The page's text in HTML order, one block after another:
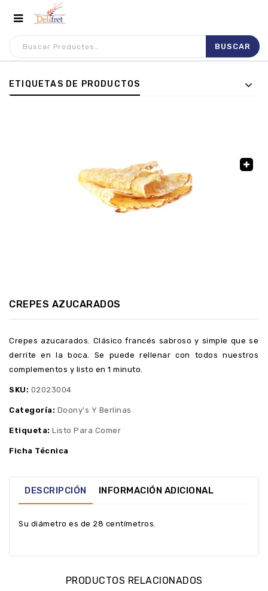
ETIQUETAS DE PRODUCTOS
CREPES AZUCARADOS
Crepes azucarados. Clásico francés sabroso y simple que se
derrite en la boca. Se puede rellenar con todos nuestros
complementos y listo en 1 minuto.
SKU: 02023004
Categoría: Doony's Y Berlinas
Etiqueta: Listo Para Comer
Ficha Técnica
DESCRIPCIÓN INFORMACIÓN ADICIONAL
Su diámetro es de 28 centímetros.
PRODUCTOS RELACIONADOS